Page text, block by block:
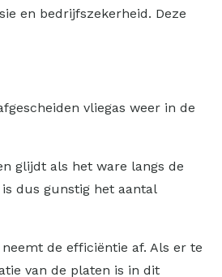
en bedrijfszekerheid. Deze
vliegas weer in de
glijdt als het ware langs de
dus gunstig het aantal
de efficiëntie af. Als er te
van de platen is in dit